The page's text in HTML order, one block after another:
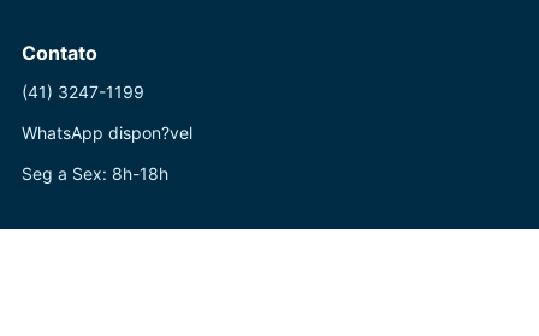
Contato
(41) 3247-1199
WhatsApp dispon?vel
Seg a Sex: 8h-18h